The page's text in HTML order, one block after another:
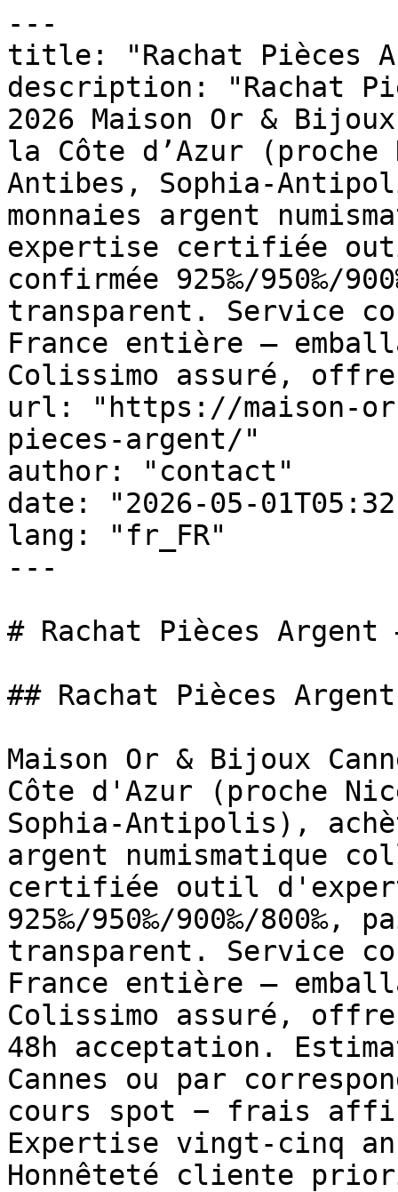
---
title: "Rachat Pièces
description: "Rachat
2026 Maison Or &
la Côte d’Azur (proche
Antibes, Sophia-
monnaies argent
expertise certifiée
confirmée 925‰/950‰/
transparent. Service
France entière —
Colissimo assuré,
url: "https://maison-
pieces-argent/"
author: "contact"
date: "2026-05-
lang: "fr_FR"
---
# Rachat Pièces Argent
## Rachat Pièces
Maison Or & Bijoux
Côte d'Azur (proche
Sophia-Antipolis),
argent numismatique
certifiée outil
925‰/950‰/900‰/800‰,
transparent. Service
France entière —
Colissimo assuré,
48h acceptation.
Cannes ou par
cours spot − frais
Expertise vingt-cinq
Honnêteté cliente